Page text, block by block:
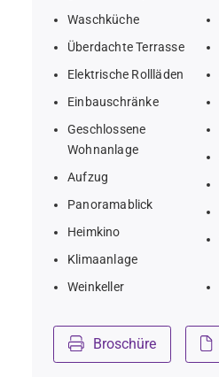
Waschküche
Überdachte Terrasse
Elektrische Rollläden
Einbauschränke
Geschlossene
Wohnanlage
Aufzug
Panoramablick
Heimkino
Klimaanlage
Weinkeller
Broschüre